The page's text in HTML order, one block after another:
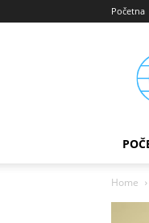
Početna
Home